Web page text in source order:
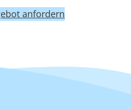
anfordern